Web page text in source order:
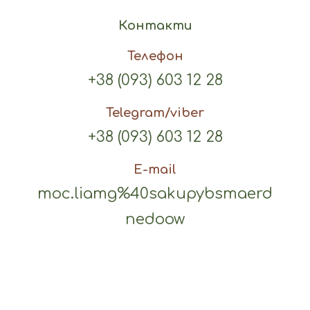
Контакти
Телефон
+38 (093) 603 12 28
Telegram/viber
+38 (093) 603 12 28
E-mail
moc.liamg%40sakupybsmaerd
nedoow